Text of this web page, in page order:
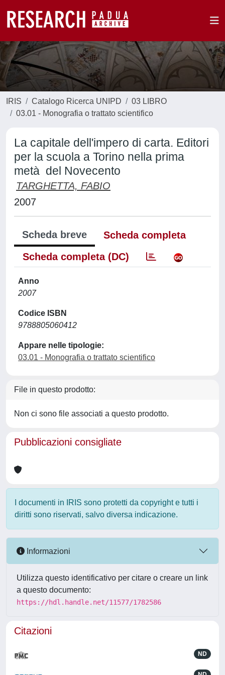
IRIS Catalogo Ricerca UNIPD
03 LIBRO
03.01 - Monografia o trattato scientifico
La capitale dell'impero di carta. Editori
per la scuola a Torino nella prima
metà del Novecento
TARGHETTA, FABIO
2007
Scheda breve
Scheda completa
Scheda completa (DC)
Anno
2007
Codice ISBN
9788805060412
Appare nelle tipologie:
03.01 - Monografia o trattato scientifico
File in questo prodotto:
Non ci sono file associati a questo prodotto.
Pubblicazioni consigliate
I documenti in IRIS sono protetti da copyright e tutti i
diritti sono riservati, salvo diversa indicazione.
Informazioni
Utilizza questo identificativo per citare o creare un link
a questo documento:
https://hdl.handle.net/11577/1782586
Citazioni
ND